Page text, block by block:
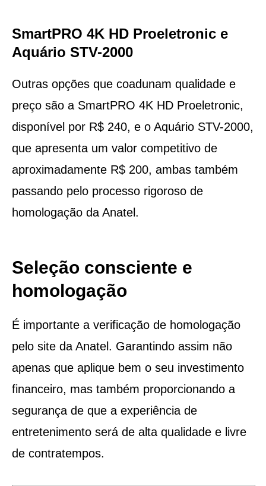
SmartPRO 4K HD Proeletronic e
Aquário STV-2000
Outras opções que coadunam qualidade e
preço são a SmartPRO 4K HD Proeletronic,
disponível por R$ 240, e o Aquário STV-2000,
que apresenta um valor competitivo de
aproximadamente R$ 200, ambas também
passando pelo processo rigoroso de
homologação da Anatel.
Seleção consciente e
homologação
É importante a verificação de homologação
pelo site da Anatel. Garantindo assim não
apenas que aplique bem o seu investimento
financeiro, mas também proporcionando a
segurança de que a experiência de
entretenimento será de alta qualidade e livre
de contratempos.